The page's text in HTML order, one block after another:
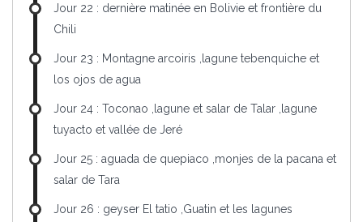
Jour 22 : dernière matinée en Bolivie et frontière du
Chili
Jour 23 : Montagne arcoiris ,lagune tebenquiche et
los ojos de agua
Jour 24 : Toconao ,lagune et salar de Talar ,lagune
tuyacto et vallée de Jeré
Jour 25 : aguada de quepiaco ,monjes de la pacana et
salar de Tara
Jour 26 : geyser El tatio ,Guatin et les lagunes